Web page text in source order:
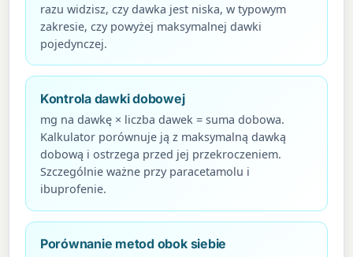
razu widzisz, czy dawka jest niska, w typowym
zakresie, czy powyżej maksymalnej dawki
pojedynczej.
Kontrola dawki dobowej
mg na dawkę × liczba dawek = suma dobowa.
Kalkulator porównuje ją z maksymalną dawką
dobową i ostrzega przed jej przekroczeniem.
Szczególnie ważne przy paracetamolu i
ibuprofenie.
Porównanie metod obok siebie